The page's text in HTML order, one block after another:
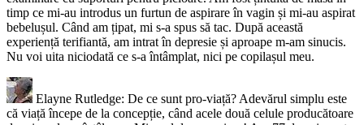
timp ce mi-au introdus un furtun de aspirare în vagin și mi-au aspirat
bebelușul. Când am țipat, mi s-a spus să tac. După această
experiență terifiantă, am intrat în depresie și aproape m-am sinucis.
Nu voi uita niciodată ce s-a întâmplat, nici pe copilașul meu.
Elayne Rutledge: De ce sunt pro-viață? Adevărul simplu este
că viață începe de la concepție, când acele două celule producătoare